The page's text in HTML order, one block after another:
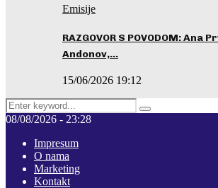
Emisije
RAZGOVOR S POVODOM: Ana
Andonov,…
15/06/2026 19:12
Search
for:
Pretraga
08/08/2026 - 23:28
Impresum
O nama
Marketing
Kontakt